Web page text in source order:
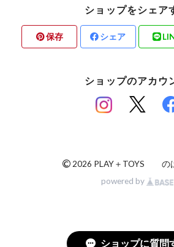
ショップをシェア
保存 シェア
ショップのアカウ
© 2026 PLAY＋TOYS の
powered by
ショップに質問